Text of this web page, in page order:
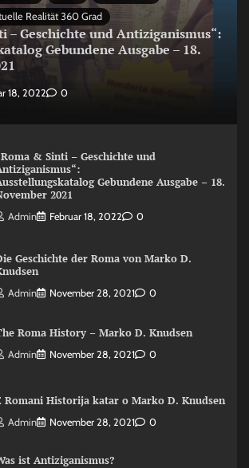
Realität 360 Grad
– Geschichte und Antiziganismus“:
Gebundene Ausgabe – 18.
18, 2022 0
& Sinti – Geschichte und
Gebundene Ausgabe – 18.
2021
Admin Februar 18, 2022 0
Geschichte der Roma von Marko D.
Admin November 28, 2021 0
Roma History – Marko D. Knudsen
Admin November 28, 2021 0
Romani Historija katar o Marko D. Knudsen
Admin November 28, 2021 0
ist Antiziganismus?